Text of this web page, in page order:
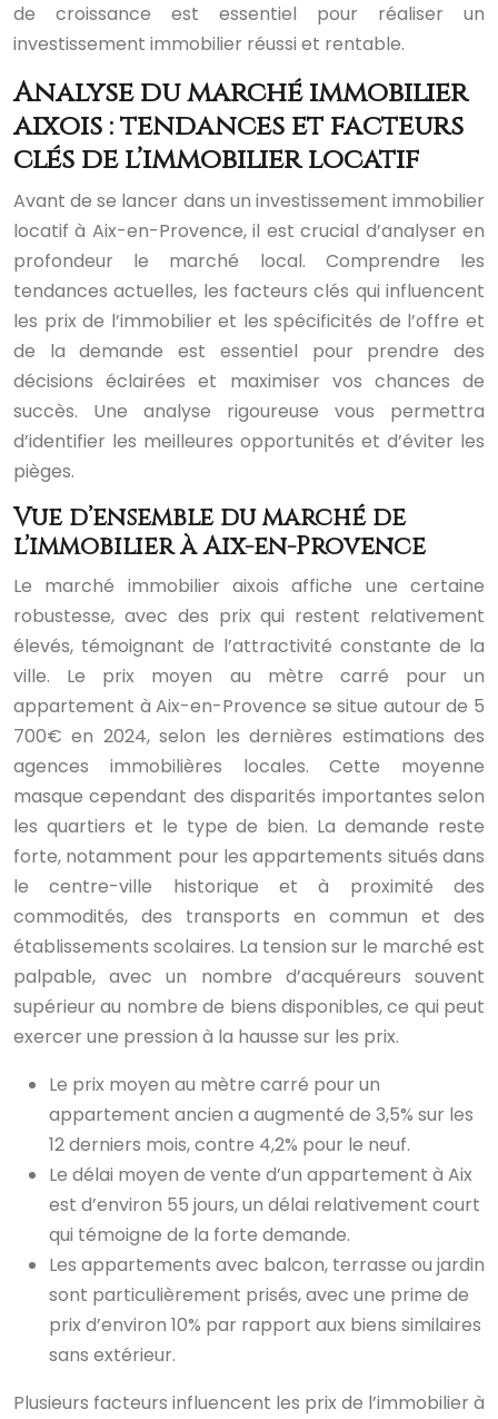
de croissance est essentiel pour réaliser un
investissement immobilier réussi et rentable.
Analyse du marché immobilier
aixois : tendances et facteurs
clés de l’immobilier locatif
Avant de se lancer dans un investissement immobilier
locatif à Aix-en-Provence, il est crucial d’analyser en
profondeur le marché local. Comprendre les
tendances actuelles, les facteurs clés qui influencent
les prix de l’immobilier et les spécificités de l’offre et
de la demande est essentiel pour prendre des
décisions éclairées et maximiser vos chances de
succès. Une analyse rigoureuse vous permettra
d’identifier les meilleures opportunités et d’éviter les
pièges.
Vue d’ensemble du marché de
l’immobilier à Aix-en-Provence
Le marché immobilier aixois affiche une certaine
robustesse, avec des prix qui restent relativement
élevés, témoignant de l’attractivité constante de la
ville. Le prix moyen au mètre carré pour un
appartement à Aix-en-Provence se situe autour de 5
700€ en 2024, selon les dernières estimations des
agences immobilières locales. Cette moyenne
masque cependant des disparités importantes selon
les quartiers et le type de bien. La demande reste
forte, notamment pour les appartements situés dans
le centre-ville historique et à proximité des
commodités, des transports en commun et des
établissements scolaires. La tension sur le marché est
palpable, avec un nombre d’acquéreurs souvent
supérieur au nombre de biens disponibles, ce qui peut
exercer une pression à la hausse sur les prix.
Le prix moyen au mètre carré pour un
appartement ancien a augmenté de 3,5% sur les
12 derniers mois, contre 4,2% pour le neuf.
Le délai moyen de vente d’un appartement à Aix
est d’environ 55 jours, un délai relativement court
qui témoigne de la forte demande.
Les appartements avec balcon, terrasse ou jardin
sont particulièrement prisés, avec une prime de
prix d’environ 10% par rapport aux biens similaires
sans extérieur.
Plusieurs facteurs influencent les prix de l’immobilier à